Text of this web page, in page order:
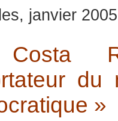
janvier 2005
»